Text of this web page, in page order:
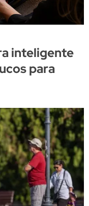
inteligente
para